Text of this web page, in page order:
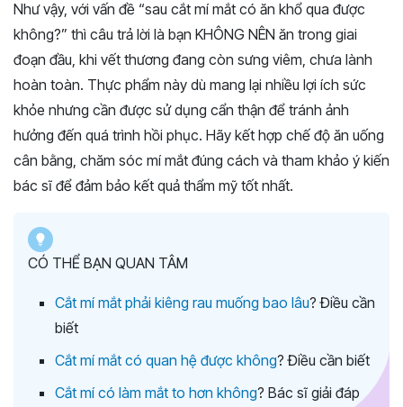
Như vậy, với vấn đề “sau cắt mí mắt có ăn khổ qua được
không?” thì câu trả lời là bạn KHÔNG NÊN ăn trong giai
đoạn đầu, khi vết thương đang còn sưng viêm, chưa lành
hoàn toàn. Thực phẩm này dù mang lại nhiều lợi ích sức
khỏe nhưng cần được sử dụng cẩn thận để tránh ảnh
hưởng đến quá trình hồi phục. Hãy kết hợp chế độ ăn uống
cân bằng, chăm sóc mí mắt đúng cách và tham khảo ý kiến
bác sĩ để đảm bảo kết quả thẩm mỹ tốt nhất.
CÓ THỂ BẠN QUAN TÂM
Cắt mí mắt phải kiêng rau muống bao lâu? Điều cần
biết
Cắt mí mắt có quan hệ được không? Điều cần biết
Cắt mí có làm mắt to hơn không? Bác sĩ giải đáp